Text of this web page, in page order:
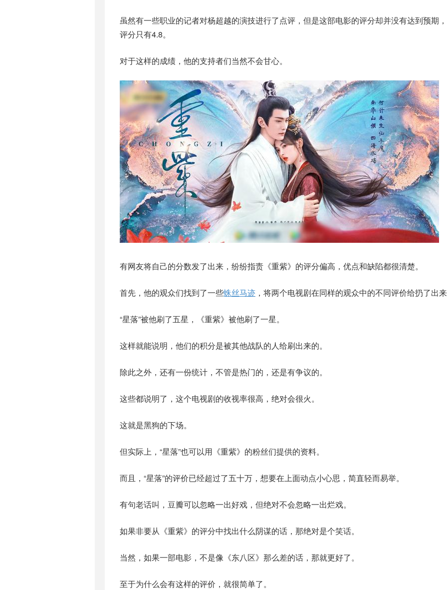
虽然有一些职业的记者对杨超越的演技进行了点评，但是这部电影的评分却并没有达到预期
评分只有4.8。
对于这样的成绩，他的支持者们当然不会甘心。
有网友将自己的分数发了出来，纷纷指责《重紫》的评分偏高，优点和缺陷都很清楚。
首先，他的观众们找到了一些蛛丝马迹 ，将两个电视剧在同样的观众中的不同评价给扔了出
“星落”被他刷了五星，《重紫》被他刷了一星。
这样就能说明，他们的积分是被其他战队的人给刷出来的。
除此之外，还有一份统计，不管是热门的，还是有争议的。
这些都说明了，这个电视剧的收视率很高，绝对会很火。
这就是黑狗的下场。
但实际上，“星落”也可以用《重紫》的粉丝们提供的资料。
而且，“星落”的评价已经超过了五十万，想要在上面动点小心思，简直轻而易举。
有句老话叫，豆瓣可以忽略一出好戏，但绝对不会忽略一出烂戏。
如果非要从《重紫》的评分中找出什么阴谋的话，那绝对是个笑话。
当然，如果一部电影，不是像《东八区》那么差的话，那就更好了。
至于为什么会有这样的评价，就很简单了。